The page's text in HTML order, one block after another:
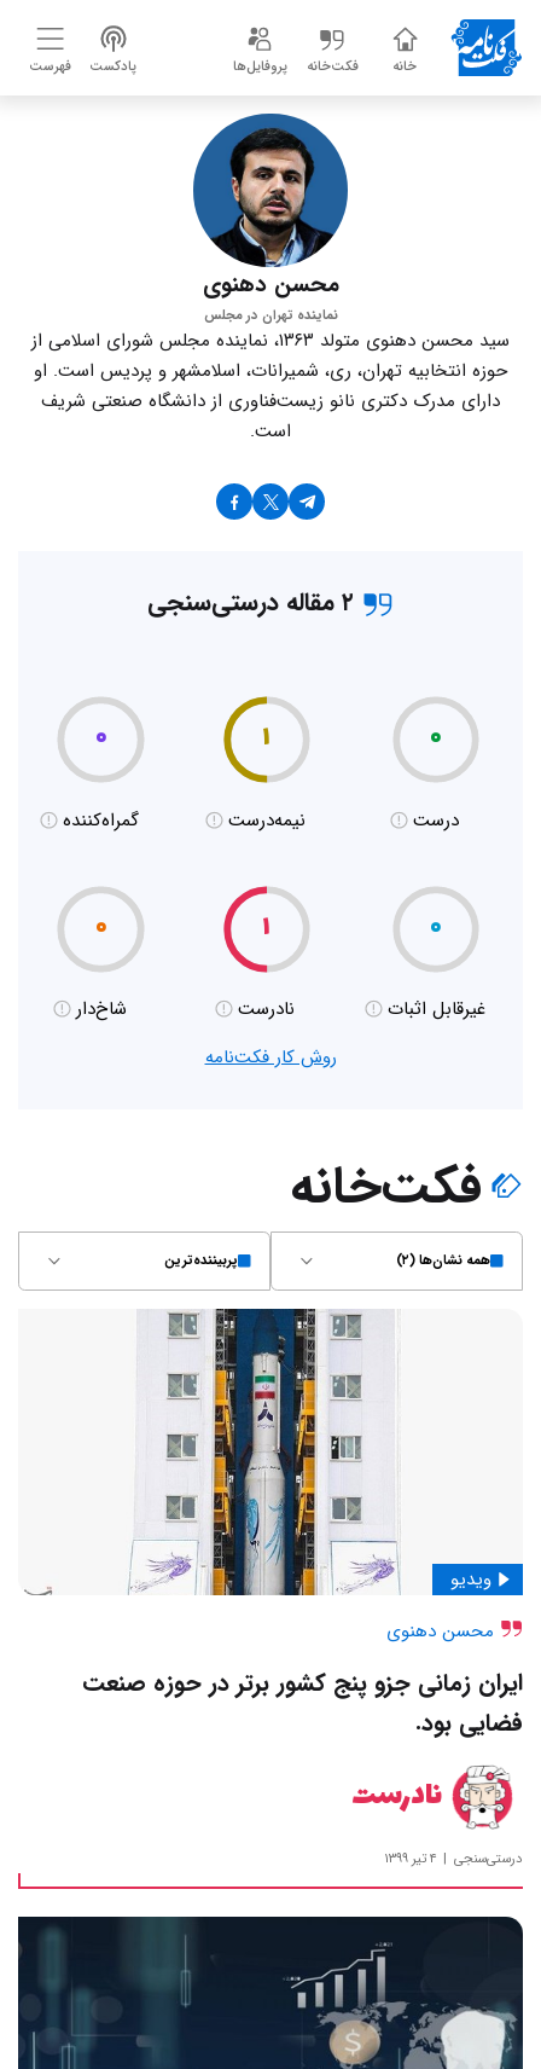
خانه فکت‌خانه پروفایل‌ها پادکست فهرست
محسن دهنوی
نماینده تهران در مجلس
سید محسن دهنوی متولد ۱۳۶۳، نماینده مجلس شورای اسلامی از
حوزه انتخابیه تهران، ری، شمیرانات، اسلامشهر و پردیس است. او
دارای مدرک دکتری نانو زیست‌فناوری از دانشگاه صنعتی شریف
است.
۲ مقاله درستی‌سنجی
۰
درست
۱
نیمه‌درست
۰
گمراه‌کننده
۰
غیر‌قابل اثبات
۱
نادرست
۰
شاخ‌دار
روش کار فکت‌نامه
فکت‌خانه
همه نشان‌ها (۲) پربیننده‌ترین
محسن دهنوی
ویدیو
ایران زمانی جزو پنج کشور برتر در حوزه صنعت
فضایی بود.
نادرست
درستی‌سنجی ۴ تیر ۱۳۹۹